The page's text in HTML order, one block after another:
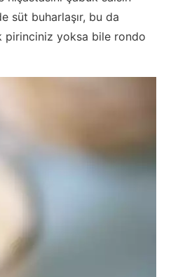
süt buharlaşır, bu da
pirinciniz yoksa bile rondo